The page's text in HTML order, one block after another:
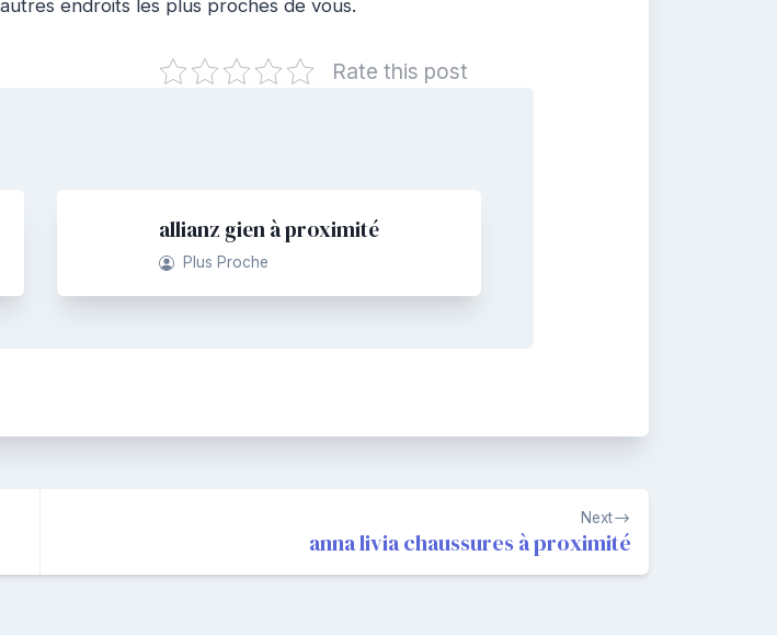
endroits les plus proches de vous.
Rate this post
allianz gien à proximité
Plus Proche
Next
anna livia chaussures à proximité